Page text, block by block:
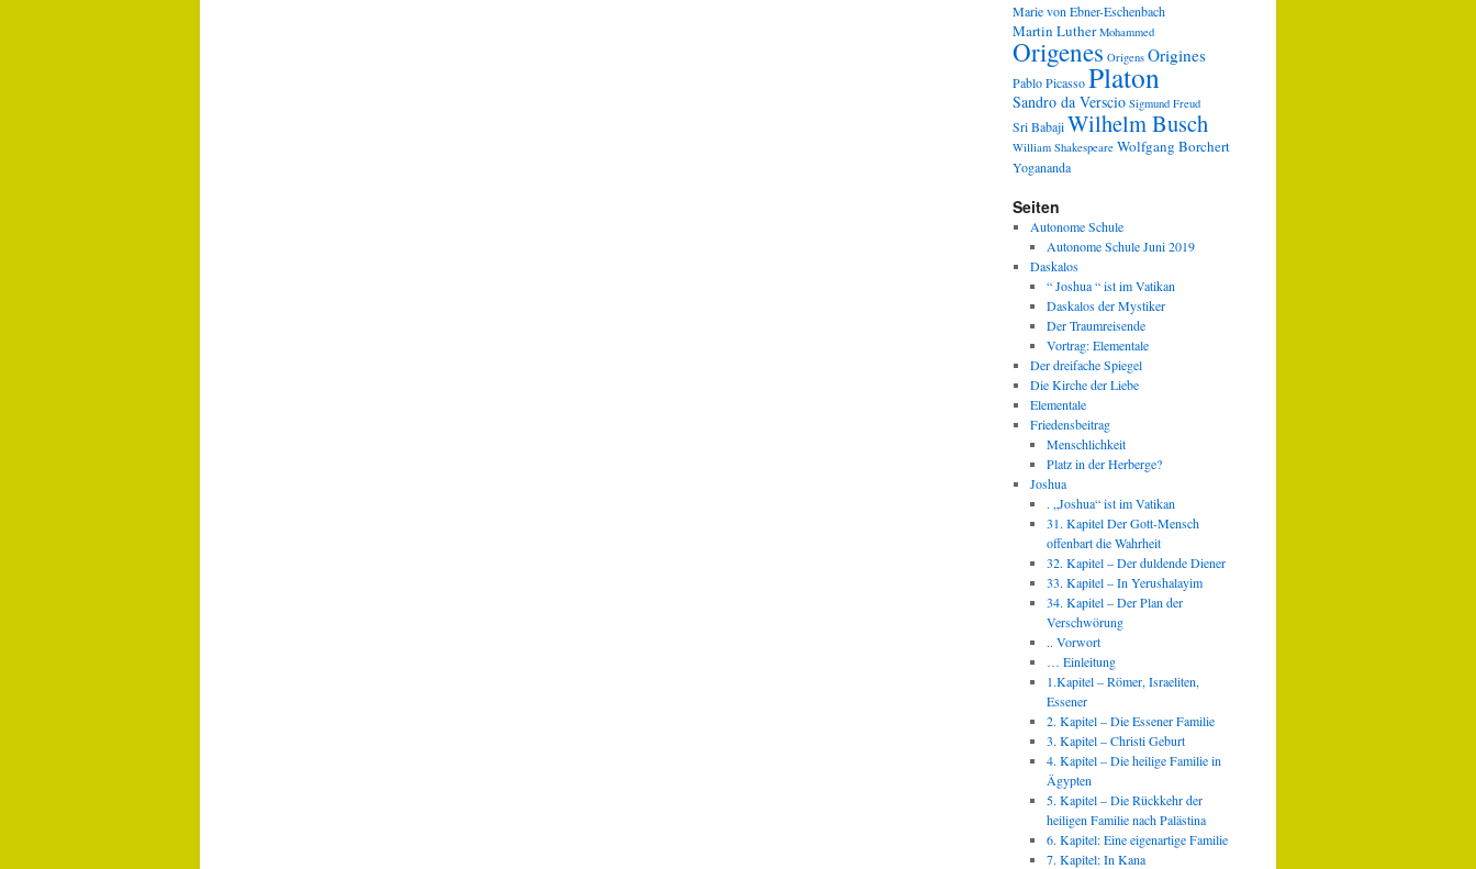
Marie von Ebner-Eschenbach
Martin Luther Mohammed
Origenes Origens Origines
Pablo PicassoPlaton
Sandro da Verscio Sigmund Freud
Sri BabajiWilhelm Busch
William Shakespeare Wolfgang Borchert
Yogananda
Seiten
Autonome Schule
Autonome Schule Juni 2019
Daskalos
“ Joshua “ ist im Vatikan
Daskalos der Mystiker
Der Traumreisende
Vortrag: Elementale
Der dreifache Spiegel
Die Kirche der Liebe
Elementale
Friedensbeitrag
Menschlichkeit
Platz in der Herberge?
Joshua
. „Joshua“ ist im Vatikan
31. Kapitel Der Gott-Mensch
offenbart die Wahrheit
32. Kapitel – Der duldende Diener
33. Kapitel – In Yerushalayim
34. Kapitel – Der Plan der
Verschwörung
.. Vorwort
… Einleitung
1.Kapitel – Römer, Israeliten,
Essener
2. Kapitel – Die Essener Familie
3. Kapitel – Christi Geburt
4. Kapitel – Die heilige Familie in
Ägypten
5. Kapitel – Die Rückkehr der
heiligen Familie nach Palästina
6. Kapitel: Eine eigenartige Familie
7. Kapitel: In Kana